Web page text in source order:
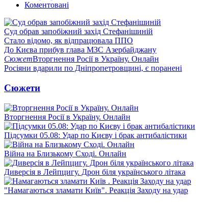
Коментовані
Суд обрав запобіжний захід Стефанішиній
Стало відомо, як відпрацювала ППО
До Києва прибув глава МЗС Азербайджану
СюжетВторгнення Росії в Україну. Онлайн
Росіяни вдарили по Дніпропетровщині, є поранені
Сюжети
Вторгнення Росії в Україну. Онлайн
Підсумки 05.08: Удар по Києву і брак антибалістики
Війна на Близькому Сході. Онлайн
Диверсія в Лейпцигу. Дрон біля українського літака
"Намагаються зламати Київ". Реакція Заходу на удар